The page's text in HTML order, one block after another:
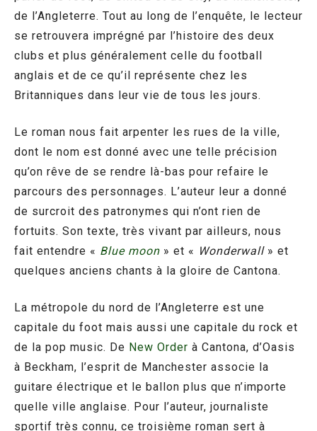
de l’Angleterre. Tout au long de l’enquête, le lecteur
se retrouvera imprégné par l’histoire des deux
clubs et plus généralement celle du football
anglais et de ce qu’il représente chez les
Britanniques dans leur vie de tous les jours.
Le roman nous fait arpenter les rues de la ville,
dont le nom est donné avec une telle précision
qu’on rêve de se rendre là-bas pour refaire le
parcours des personnages. L’auteur leur a donné
de surcroit des patronymes qui n’ont rien de
fortuits. Son texte, très vivant par ailleurs, nous
fait entendre « Blue moon » et « Wonderwall» et
quelques anciens chants à la gloire de Cantona.
La métropole du nord de l’Angleterre est une
capitale du foot mais aussi une capitale du rock et
de la pop music. De New Order à Cantona, d’Oasis
à Beckham, l’esprit de Manchester associe la
guitare électrique et le ballon plus que n’importe
quelle ville anglaise. Pour l’auteur, journaliste
sportif très connu, ce troisième roman sert à